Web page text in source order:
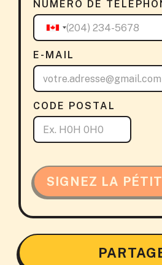
NUMÉRO DE
E-MAIL
CODE POSTAL
SIGNEZ LA